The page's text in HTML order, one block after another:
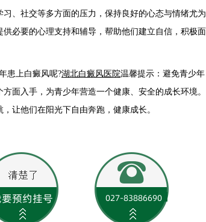
社交等多方面的压力，保持良好的心态与情绪尤为
必要的心理支持和辅导，帮助他们建立自信，积极面
患上白癜风呢?湖北白癜风医院温馨提示：避免青少年
面入手，为青少年营造一个健康、安全的成长环境。
让他们在阳光下自由奔跑，健康成长。